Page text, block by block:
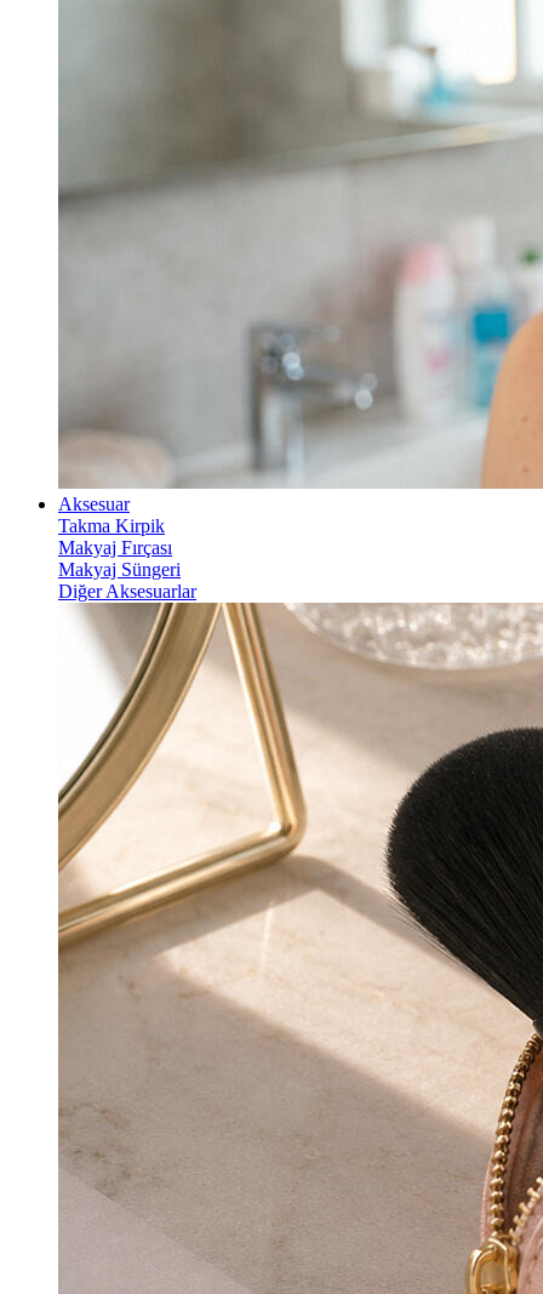
Aksesuar
Takma Kirpik
Makyaj Fırçası
Makyaj Süngeri
Diğer Aksesuarlar